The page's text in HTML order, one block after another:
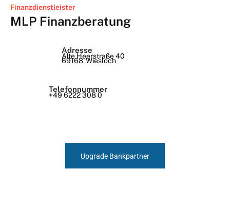
Finanzdienstleister
MLP Finanzberatung
Adresse
Alte Heerstraße 40
69168 Wiesloch
Telefonnummer
+49 6222 308 0
Upgrade Bankpartner